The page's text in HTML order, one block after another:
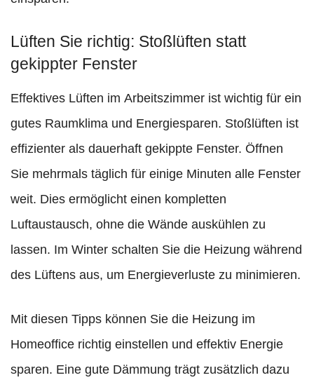
Lüften Sie richtig: Stoßlüften statt
gekippter Fenster
Effektives Lüften im Arbeitszimmer ist wichtig für ein
gutes Raumklima und Energiesparen. Stoßlüften ist
effizienter als dauerhaft gekippte Fenster. Öffnen
Sie mehrmals täglich für einige Minuten alle Fenster
weit. Dies ermöglicht einen kompletten
Luftaustausch, ohne die Wände auskühlen zu
lassen. Im Winter schalten Sie die Heizung während
des Lüftens aus, um Energieverluste zu minimieren.
Mit diesen Tipps können Sie die Heizung im
Homeoffice richtig einstellen und effektiv Energie
sparen. Eine gute Dämmung trägt zusätzlich dazu